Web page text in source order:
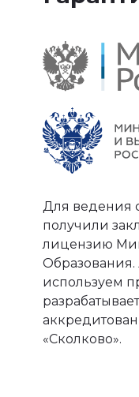
Для ведения
получили
лицензию
Образования.
используем
«Сколково».
СЕМЕН Сдал на
ОТЗЫВЫ
4,9
ОЦЕНКА